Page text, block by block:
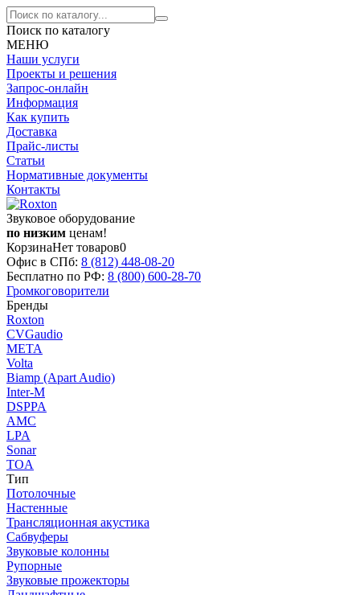
Поиск по каталогу
МЕНЮ
Наши услуги
Проекты и решения
Запрос-онлайн
Информация
Как купить
Доставка
Прайс-листы
Статьи
Нормативные документы
Контакты
Звуковое оборудование
по низким ценам!
КорзинаНет товаров0
Офис в СПб: 8 (812) 448-08-20
Бесплатно по РФ: 8 (800) 600-28-70
Громкоговорители
Бренды
Roxton
CVGaudio
МЕТА
Volta
Biamp (Apart Audio)
Inter-M
DSPPA
AMC
LPA
Sonar
TOA
Тип
Потолочные
Настенные
Трансляционная акустика
Сабвуферы
Звуковые колонны
Рупорные
Звуковые прожекторы